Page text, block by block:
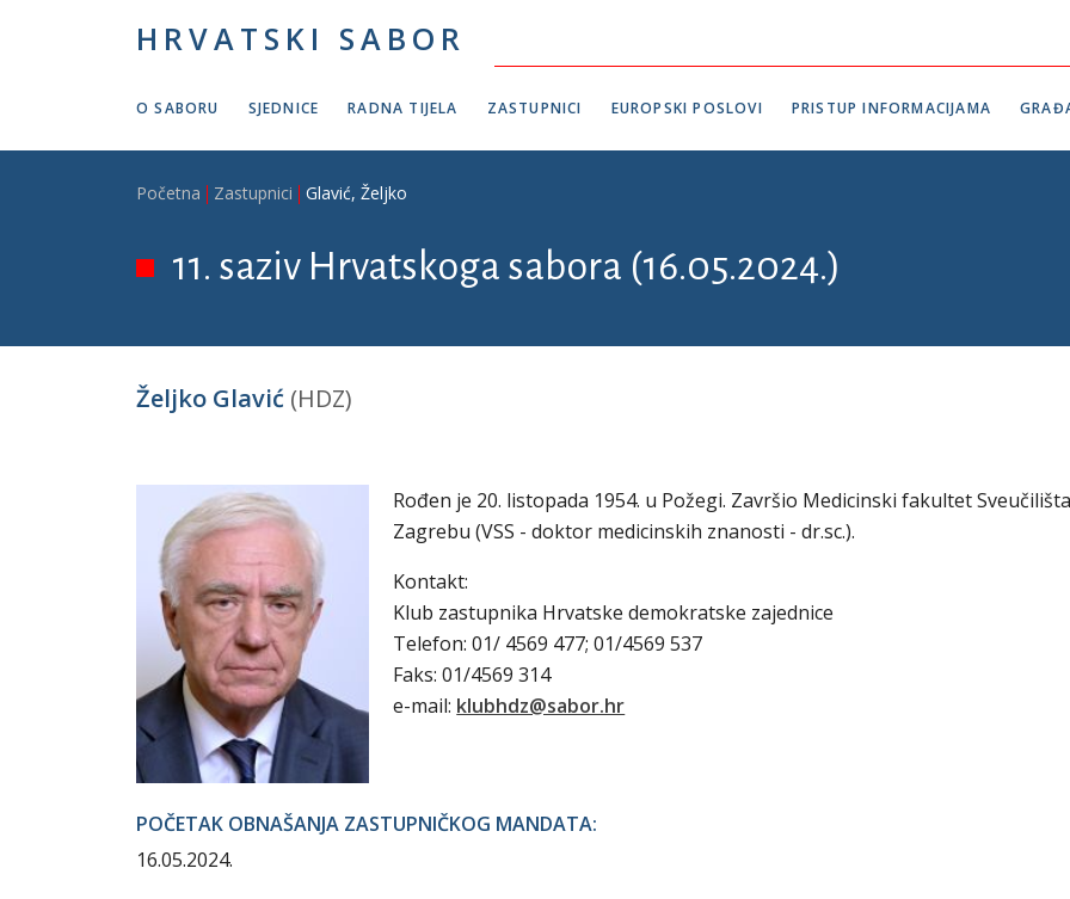
HRVATSKI SABOR
O SABORU SJEDNICE RADNA TIJELA ZASTUPNICI EUROPSKI POSLOVI PRISTUP INFORMACIJAMA
Breadcrumb
Početna Zastupnici Glavić, Željko
11. saziv Hrvatskoga sabora (16.05.2024.)
Željko Glavić (HDZ)
Rođen je 20. listopada 1954. u Požegi. Završio Medicinski fakultet
Zagrebu (VSS - doktor medicinskih znanosti - dr.sc.).
Kontakt:
Klub zastupnika Hrvatske demokratske zajednice
Telefon: 01/ 4569 477; 01/4569 537
Faks: 01/4569 314
e-mail: klubhdz@sabor.hr
POČETAK OBNAŠANJA ZASTUPNIČKOG MANDATA:
16.05.2024.